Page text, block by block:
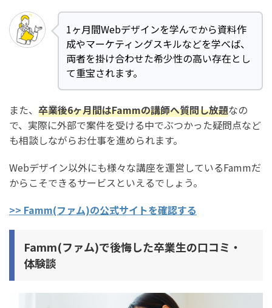
1ヶ月間Webデザインを学んでから資料作
成やマーケティングスキルなどを学べば、
両者を掛け合わせた希少性の高い存在とし
て重宝されます。
また、 卒業後6ヶ月間はFammの講師へ質問し放題なの
で、実際に外部で案件を受ける中でぶつかった疑問点など
も相談しながらお仕事を進められます。
Webデザイン以外にも様々な講座を運営しているFammだ
からこそできるサービスといえるでしょう。
>> Famm(ファム)の公式サイトを確認する
Famm(ファム)で後悔した卒業生の口コミ・
体験談